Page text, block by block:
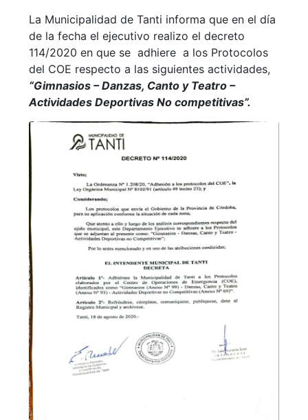
La Municipalidad de Tanti informa que en el día
de la fecha el ejecutivo realizo el decreto
114/2020 en que se adhiere a los Protocolos
del COE respecto a las siguientes actividades,
“Gimnasios – Danzas, Canto y Teatro –
Actividades Deportivas No competitivas”.